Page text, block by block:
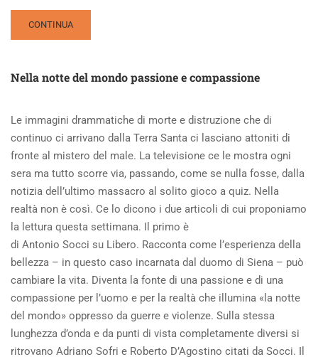
READ
MORE
DOPO
DI
GIULIA
CONTINUA
Nella notte del mondo passione e compassione
Le immagini drammatiche di morte e distruzione che di
continuo ci arrivano dalla Terra Santa ci lasciano attoniti di
fronte al mistero del male. La televisione ce le mostra ogni
sera ma tutto scorre via, passando, come se nulla fosse, dalla
notizia dell’ultimo massacro al solito gioco a quiz. Nella
realtà non è così. Ce lo dicono i due articoli di cui proponiamo
la lettura questa settimana. Il primo è
di Antonio Socci su Libero. Racconta come l’esperienza della
bellezza – in questo caso incarnata dal duomo di Siena – può
cambiare la vita. Diventa la fonte di una passione e di una
compassione per l’uomo e per la realtà che illumina «la notte
del mondo» oppresso da guerre e violenze. Sulla stessa
lunghezza d’onda e da punti di vista completamente diversi si
ritrovano Adriano Sofri e Roberto D’Agostino citati da Socci. Il